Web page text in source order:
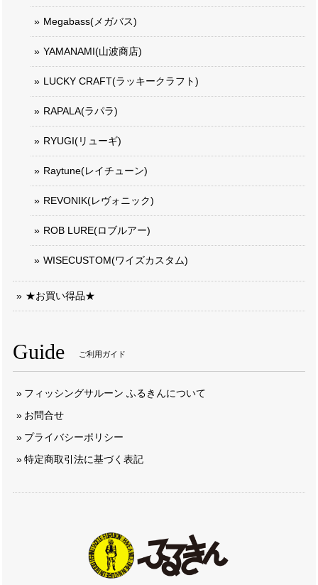
Megabass(メガバス)
YAMANAMI(山波商店)
LUCKY CRAFT(ラッキークラフト)
RAPALA(ラパラ)
RYUGI(リューギ)
Raytune(レイチューン)
REVONIK(レヴォニック)
ROB LURE(ロブルアー)
WISECUSTOM(ワイズカスタム)
★お買い得品★
Guide ご利用ガイド
フィッシングサルーン ふるきんについて
お問合せ
プライバシーポリシー
特定商取引法に基づく表記